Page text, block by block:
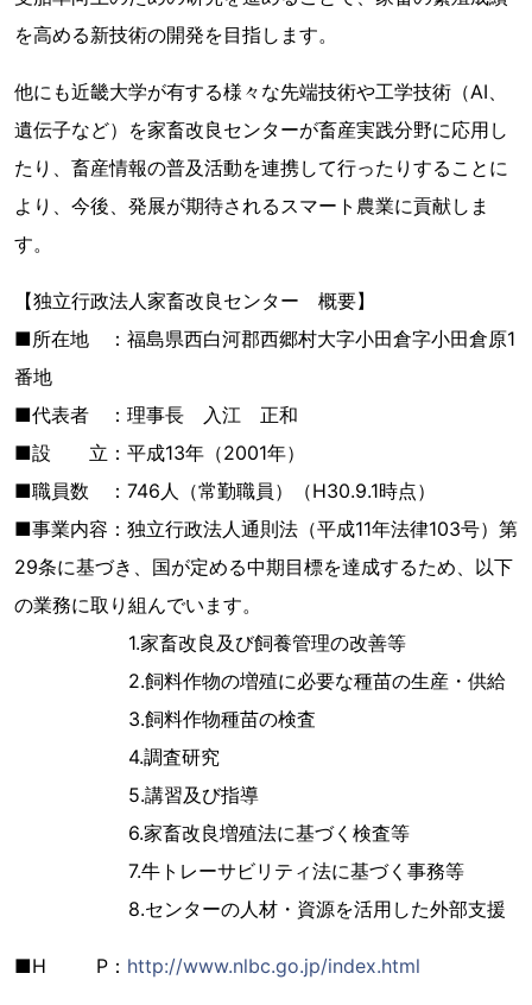
を高める新技術の開発を目指します。
他にも近畿大学が有する様々な先端技術や工学技術（AI、
遺伝子など）を家畜改良センターが畜産実践分野に応用し
たり、畜産情報の普及活動を連携して行ったりすることに
より、今後、発展が期待されるスマート農業に貢献しま
す。
【独立行政法人家畜改良センター 概要】
■所在地 ：福島県西白河郡西郷村大字小田倉字小田倉原1
番地
■代表者 ：理事長 入江 正和
■設 立：平成13年（2001年）
■職員数 ：746人（常勤職員）（H30.9.1時点）
■事業内容：独立行政法人通則法（平成11年法律103号）第
29条に基づき、国が定める中期目標を達成するため、以下
の業務に取り組んでいます。
1.家畜改良及び飼養管理の改善等
2.飼料作物の増殖に必要な種苗の生産・供給
3.飼料作物種苗の検査
4.調査研究
5.講習及び指導
6.家畜改良増殖法に基づく検査等
7.牛トレーサビリティ法に基づく事務等
8.センターの人材・資源を活用した外部支援
■H P： http://www.nlbc.go.jp/index.html